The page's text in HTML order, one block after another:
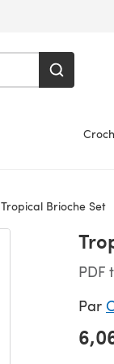
Tropical Brioche Set
PDF
Par